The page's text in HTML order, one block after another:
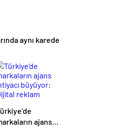
aynı karede
ajans